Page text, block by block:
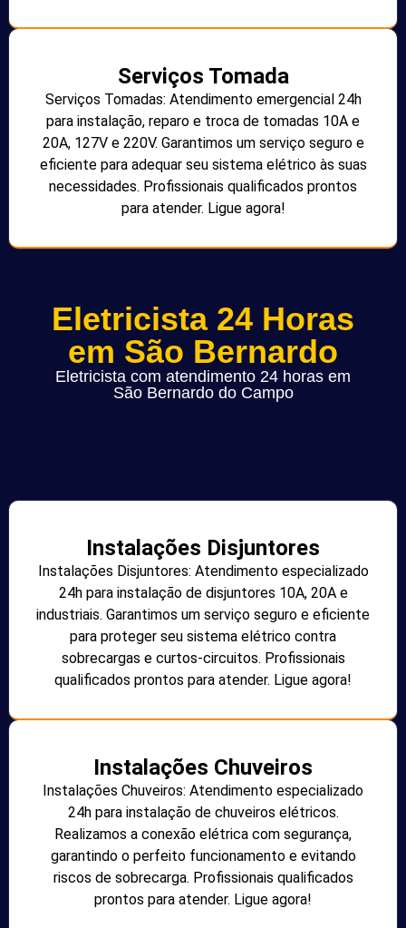
Serviços Tomada
Serviços Tomadas: Atendimento emergencial 24h
para instalação, reparo e troca de tomadas 10A e
20A, 127V e 220V. Garantimos um serviço seguro e
eficiente para adequar seu sistema elétrico às suas
necessidades. Profissionais qualificados prontos
para atender. Ligue agora!
Eletricista 24 Horas
em São Bernardo
Eletricista com atendimento 24 horas em
São Bernardo do Campo
Instalações Disjuntores
Instalações Disjuntores: Atendimento especializado
24h para instalação de disjuntores 10A, 20A e
industriais. Garantimos um serviço seguro e eficiente
para proteger seu sistema elétrico contra
sobrecargas e curtos-circuitos. Profissionais
qualificados prontos para atender. Ligue agora!
Instalações Chuveiros
Instalações Chuveiros: Atendimento especializado
24h para instalação de chuveiros elétricos.
Realizamos a conexão elétrica com segurança,
garantindo o perfeito funcionamento e evitando
riscos de sobrecarga. Profissionais qualificados
prontos para atender. Ligue agora!